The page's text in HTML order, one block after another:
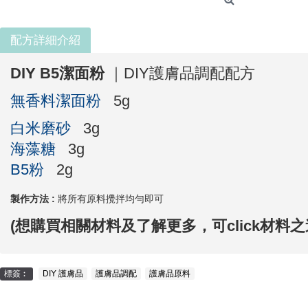
配方詳細介紹
DIY B5潔面粉 ｜DIY護膚品調配配方
無香料潔面粉 5g
白米磨砂 3g
海藻糖 3g
B5粉 2g
製作方法 : 將所有原料攪拌均勻即可
(想購買相關材料及了解更多， 可click材料之
標簽︰ DIY 護膚品 護膚品調配 護膚品原料